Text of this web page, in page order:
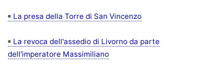
La presa della Torre di San Vincenzo
La revoca dell'assedio di Livorno da parte
dell'imperatore Massimiliano